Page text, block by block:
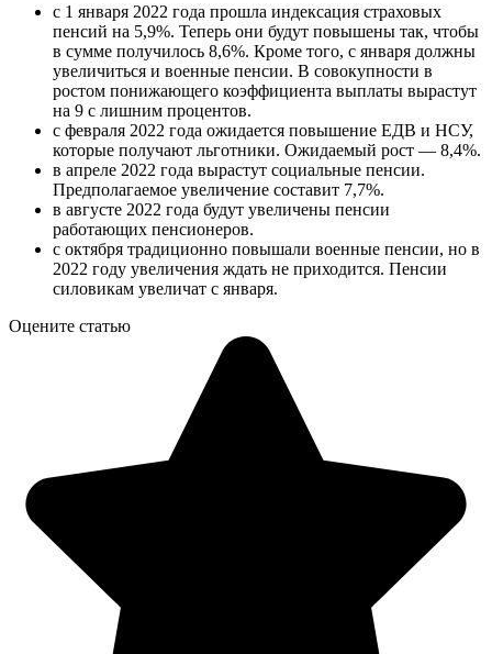
с 1 января 2022 года прошла индексация страховых
пенсий на 5,9%. Теперь они будут повышены так, чтобы
в сумме получилось 8,6%. Кроме того, с января должны
увеличиться и военные пенсии. В совокупности в
ростом понижающего коэффициента выплаты вырастут
на 9 с лишним процентов.
с февраля 2022 года ожидается повышение ЕДВ и НСУ,
которые получают льготники. Ожидаемый рост — 8,4%.
в апреле 2022 года вырастут социальные пенсии.
Предполагаемое увеличение составит 7,7%.
в августе 2022 года будут увеличены пенсии
работающих пенсионеров.
с октября традиционно повышали военные пенсии, но в
2022 году увеличения ждать не приходится. Пенсии
силовикам увеличат с января.
Оцените статью